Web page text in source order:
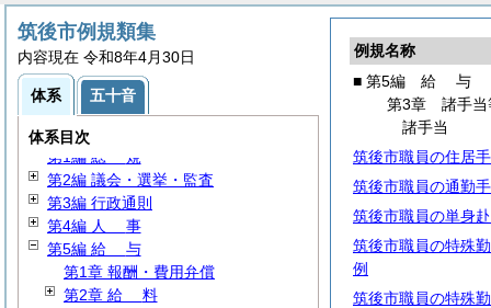
例規名称
■ 第5編 給 与
第3章 諸手当
諸手当
筑後市職員の住居
筑後市職員の通勤
筑後市職員の単身
筑後市職員の特殊
例
筑後市職員の特殊
筑後市例規類集
内容現在 令和8年4月30日
体系 五十音
体系目次
第1編 総
規
第2編 議会・選挙・監査
第3編 行政通則
第4編 人 事
第5編 給 与
第1章 報酬・費用弁償
第2章 給 料